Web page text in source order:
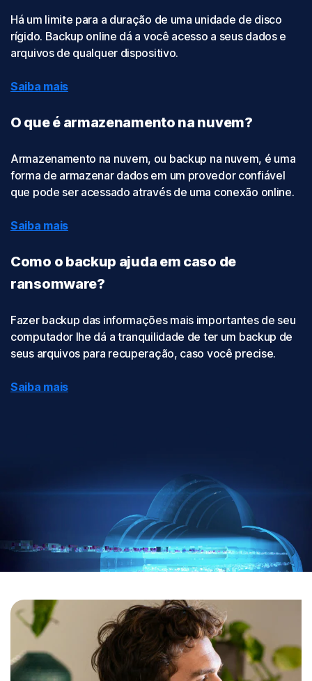
Há um limite para a duração de uma unidade de disco
rígido. Backup online dá a você acesso a seus dados e
arquivos de qualquer dispositivo.
Saiba mais
O que é armazenamento na nuvem?
Armazenamento na nuvem, ou backup na nuvem, é uma
forma de armazenar dados em um provedor confiável
que pode ser acessado através de uma conexão online.
Saiba mais
Como o backup ajuda em caso de
ransomware?
Fazer backup das informações mais importantes de seu
computador lhe dá a tranquilidade de ter um backup de
seus arquivos para recuperação, caso você precise.
Saiba mais